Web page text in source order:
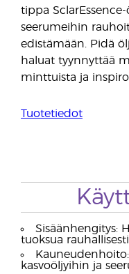
tippa
seerumeihin
edistämään. Pidä
haluat tyynnyttää
minttuista ja
Tuotetiedot
Sisäänhengitys:
tuoksua rauhallisesti
kasvoöljyihin ja